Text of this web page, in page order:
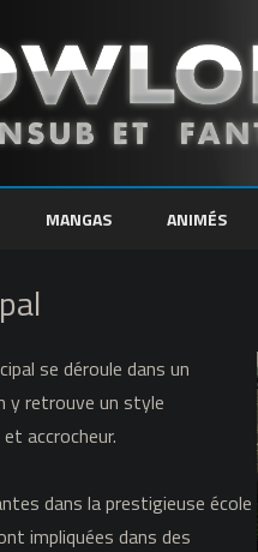
MANGAS ANIMÉS
se déroule dans un
y retrouve un style
accrocheur.
dans la prestigieuse école
impliquées dans des